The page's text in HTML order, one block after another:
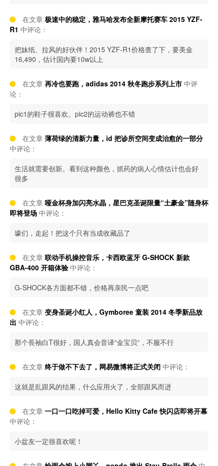
在文章 极速中的稳定，雅马哈发布全新摩托赛车 2015 YZF-
R1 中评论：
把妹纸、拉风的好伙伴！2015 YZF-R1价格查了下，要美金
16,490，估计国内要10w以上
在文章 再冷也要跑，adidas 2014 秋冬跑步系列上市 中评
论：
pic1的鞋子很喜欢。pic2的运动裤也不错
在文章 薄荷绿的清新力量，id 把诊所空间变成治愈的一部分
中评论：
生活就需要创新。看到这种颜色，抓药的病人心情估计也会好
很多
在文章 哑金杯身加闪亮水晶，星巴克圣诞限量“土豪金”随身杯
即将登场 中评论：
壕们，走起！把这个只有当成收藏品了
在文章 联动手机操控音乐，卡西欧蓝牙 G-SHOCK 新款
GBA-400 开箱体验 中评论：
G-SHOCK各方面都不错，价格再亲民一点吧
在文章 变身圣诞小红人，Gymboree 童装 2014 冬季新品放
出 中评论：
那个長袖白T很好，国人真会音译“金宝贝“，不服不行
在文章 终于做不下去了，网易微博将正式关闭 中评论：
这就是乱跟风的结果，什么应用火了，全部跟风而进
在文章 一口一口吃掉可爱，Hello Kitty Cafe 快闪店即将开幕
中评论：
小盆友一定很喜欢呢！